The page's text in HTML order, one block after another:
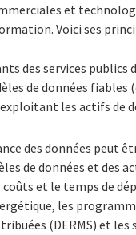
et
Voici ses
des services
de données
les actifs de
des données peut
de données et des
coûts et le temps de
les
(DERMS) et